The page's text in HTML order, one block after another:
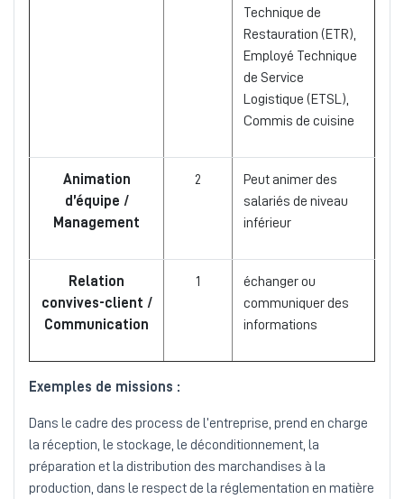
Technique de
Restauration (ETR),
Employé Technique
de Service
Logistique (ETSL),
Commis de cuisine
Animation
d’équipe /
Management
2
Peut animer des
salariés de niveau
inférieur
Relation
convives-client /
Communication
1
échanger ou
communiquer des
informations
Exemples de missions :
Dans le cadre des process de l’entreprise, prend en charge
la réception, le stockage, le déconditionnement, la
préparation et la distribution des marchandises à la
production, dans le respect de la réglementation en matière